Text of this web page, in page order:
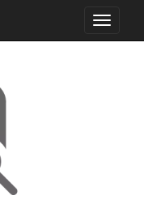
Toggle